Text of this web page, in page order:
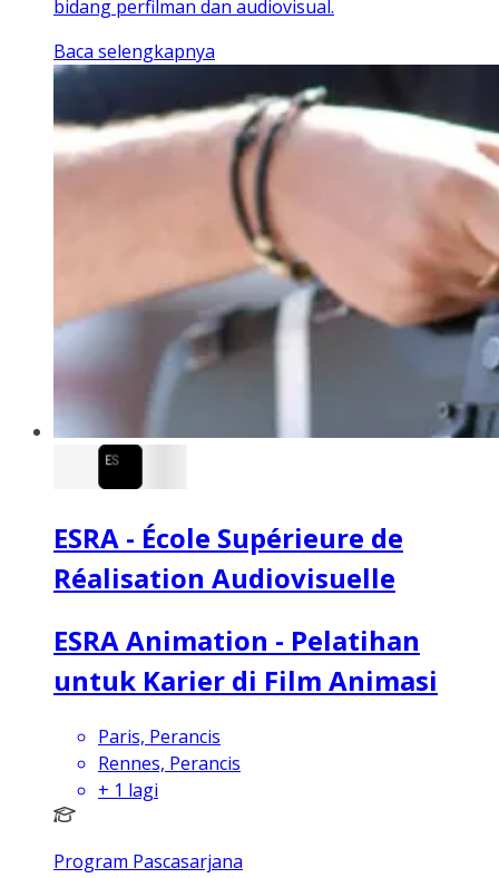
bidang perfilman dan audiovisual.
Baca selengkapnya
ESRA - École Supérieure de
Réalisation Audiovisuelle
ESRA Animation - Pelatihan
untuk Karier di Film Animasi
Paris, Perancis
Rennes, Perancis
+ 1 lagi
Program Pascasarjana